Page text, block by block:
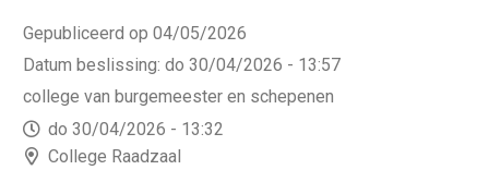
Gepubliceerd op 04/05/2026
Datum beslissing: do 30/04/2026 - 13:57
college van burgemeester en schepenen
do 30/04/2026 - 13:32
College Raadzaal